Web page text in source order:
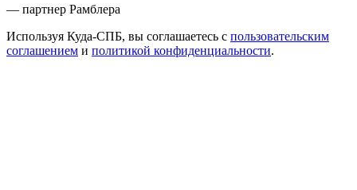
— партнер Рамблера
Используя Куда-СПБ, вы соглашаетесь с пользовательским
соглашением и политикой конфиденциальности.